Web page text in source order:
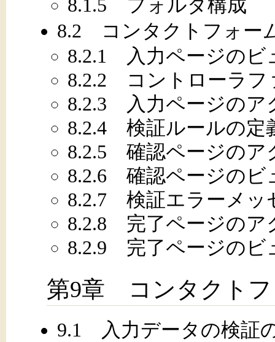
8.1.5 フォルダ構成
8.2 コンタクトフォー
8.2.1 入力ページのビ
8.2.2 コントローラフ
8.2.3 入力ページのア
8.2.4 検証ルールの定
8.2.5 確認ページのア
8.2.6 確認ページのビ
8.2.7 検証エラーメッ
8.2.8 完了ページのア
8.2.9 完了ページのビ
第9章 コンタクトフ
9.1 入力データの検証